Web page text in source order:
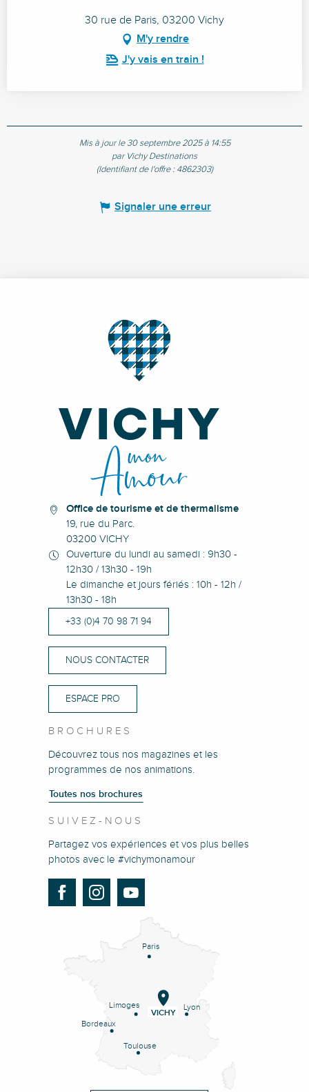
30 rue de Paris, 03200 Vichy
M'y rendre
J'y vais en train !
Mis à jour le 30 septembre 2025 à 14:55
par Vichy Destinations
(Identifiant de l'offre : 4862303)
Signaler une erreur
Office de tourisme et de thermalisme
19, rue du Parc.
03200 VICHY
Ouverture du lundi au samedi : 9h30 -
12h30 / 13h30 - 19h
Le dimanche et jours fériés : 10h - 12h /
13h30 - 18h
+33 (0)4 70 98 71 94
NOUS CONTACTER
ESPACE PRO
BROCHURES
Découvrez tous nos magazines et les
programmes de nos animations.
Toutes nos brochures
SUIVEZ-NOUS
Partagez vos expériences et vos plus belles
photos avec le #vichymonamour
Paris
Lyon
Limoges
Bordeaux
Toulouse
VICHY